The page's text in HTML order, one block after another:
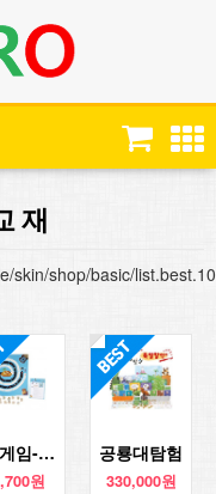
재
skin/shop/basic/
보드게임-도둑과 경찰
원
공룡대탐험
330,000원